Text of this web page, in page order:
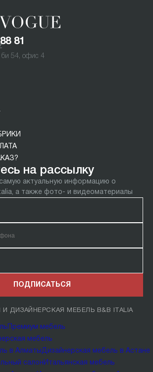
81
би 54, офис 4
на рассылку
актуальную информацию о
а также фото- и видеоматериалы
ПОДПИСАТЬСЯ
ДИЗАЙНЕРСКАЯ МЕБЕЛЬ B&B ITALIA
Премиум мебель
мебель
в Алматы Дизайнерская мебель в Астане
салон Итальянская мебель